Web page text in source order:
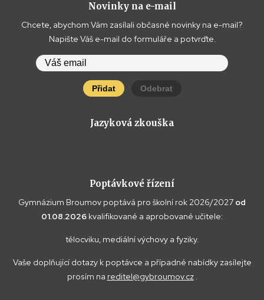
Novinky na e-mail
Chcete, abychom Vám zasílali občasné novinky na e-mail?
Napište Váš e-mail do formuláře a potvrďte.
Přidat Odebrat
Jazyková zkouška
Poptávkové řízení
Gymnázium Broumov poptává pro školní rok 2026/2027 od
01.08.2026 kvalifikované a aprobované učitele:
tělocviku, mediální výchovy a fyziky.
Vaše doplňující dotazy k poptávce a případné nabídky zasílejte
prosím na reditel@gybroumov.cz.